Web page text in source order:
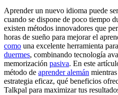
Aprender un nuevo idioma puede
cuando se dispone de poco tiempo
existen métodos innovadores que
horas de sueño para mejorar el
como una excelente herramienta para
duermes, combinando tecnología
memorización pasiva. En este
método de aprender alemán
estrategia eficaz, qué beneficios
Talkpal para maximizar tus